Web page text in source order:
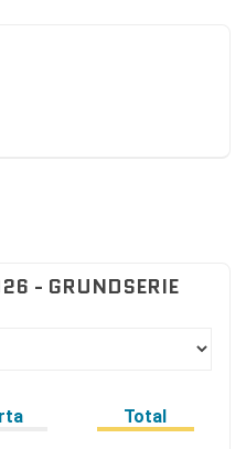
- GRUNDSERIE
Total